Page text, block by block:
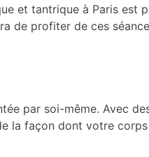
et tantrique à Paris
profiter de ces
par soi-même. Avec
la façon dont votre